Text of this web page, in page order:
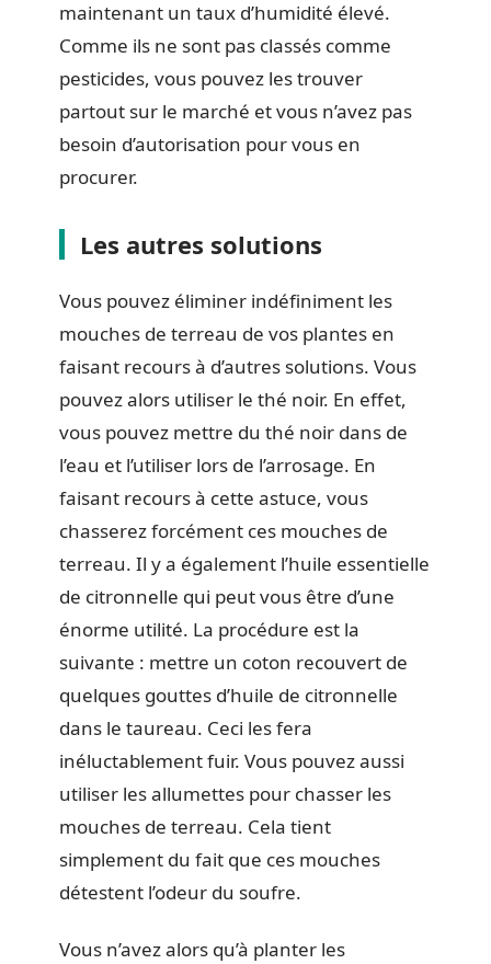
maintenant un taux d’humidité élevé.
Comme ils ne sont pas classés comme
pesticides, vous pouvez les trouver
partout sur le marché et vous n’avez pas
besoin d’autorisation pour vous en
procurer.
Les autres solutions
Vous pouvez éliminer indéfiniment les
mouches de terreau de vos plantes en
faisant recours à d’autres solutions. Vous
pouvez alors utiliser le thé noir. En effet,
vous pouvez mettre du thé noir dans de
l’eau et l’utiliser lors de l’arrosage. En
faisant recours à cette astuce, vous
chasserez forcément ces mouches de
terreau. Il y a également l’huile essentielle
de citronnelle qui peut vous être d’une
énorme utilité. La procédure est la
suivante : mettre un coton recouvert de
quelques gouttes d’huile de citronnelle
dans le taureau. Ceci les fera
inéluctablement fuir. Vous pouvez aussi
utiliser les allumettes pour chasser les
mouches de terreau. Cela tient
simplement du fait que ces mouches
détestent l’odeur du soufre.
Vous n’avez alors qu’à planter les